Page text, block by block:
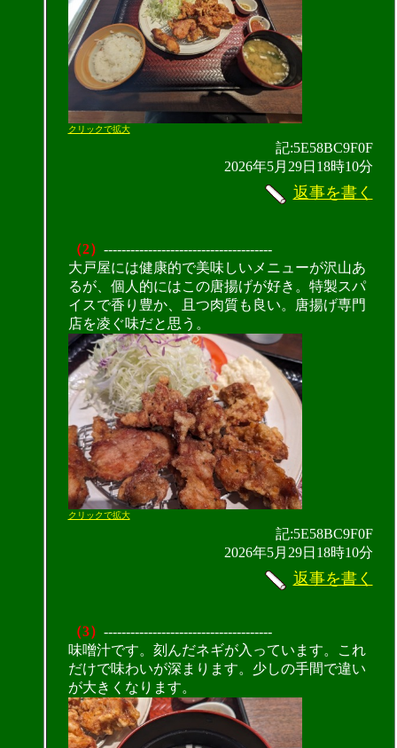
クリックで拡大
記:5E58BC9F0F
2026年5月29日18時10分
返事を書く
（2） --------------------------------------
大戸屋には健康的で美味しいメニューが沢山あ
るが、個人的にはこの唐揚げが好き。特製スパ
イスで香り豊か、且つ肉質も良い。唐揚げ専門
店を凌ぐ味だと思う。
クリックで拡大
記:5E58BC9F0F
2026年5月29日18時10分
返事を書く
（3） --------------------------------------
味噌汁です。刻んだネギが入っています。これ
だけで味わいが深まります。少しの手間で違い
が大きくなります。